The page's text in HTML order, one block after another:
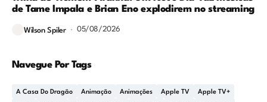
de Tame Impala e Brian Eno explodirem no streaming
Wilson Spiler 05/08/2026
Navegue Por Tags
A Casa Do Dragão Animação Animações Apple TV Apple TV+